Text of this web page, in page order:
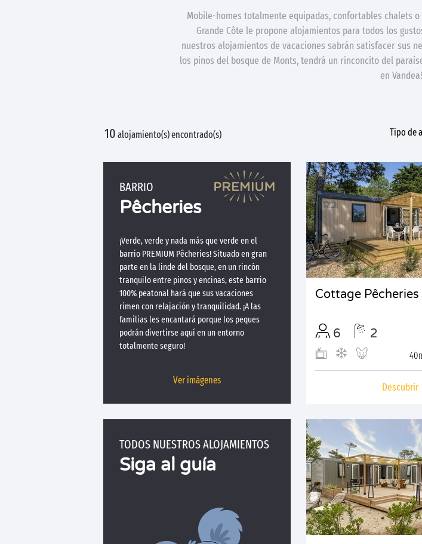
Mobile-homes totalmente equipadas, confortables chalets
Grande Côte le propone alojamientos para todos los
nuestros alojamientos de vacaciones sabrán satisfacer sus
los pinos del bosque de Monts, tendrá un rinconcito del
en Vandea!
10 alojamiento(s) encontrado(s) Tipo de
BARRIO
Pêcheries
¡Verde, verde y nada más que verde en el
barrio PREMIUM Pêcheries! Situado en gran
parte en la linde del bosque, en un rincón
tranquilo entre pinos y encinas, este barrio
100% peatonal hará que sus vacaciones
rimen con relajación y tranquilidad. ¡A las
familias les encantará porque los peques
podrán divertirse aquí en un entorno
totalmente seguro!
Ver imágenes
Cottage Pêcheries
6 2
Descubrir
TODOS NUESTROS ALOJAMIENTOS
Siga al guía